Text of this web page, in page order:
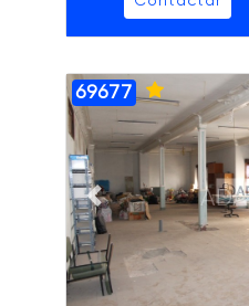
Previous slide
69677